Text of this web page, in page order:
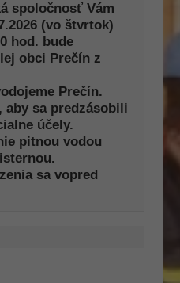
spoločnosť Vám
(vo štvrtok)
hod. bude
obci Prečín z
Prečín.
aby sa predzásobili
účely.
pitnou vodou
sa vopred